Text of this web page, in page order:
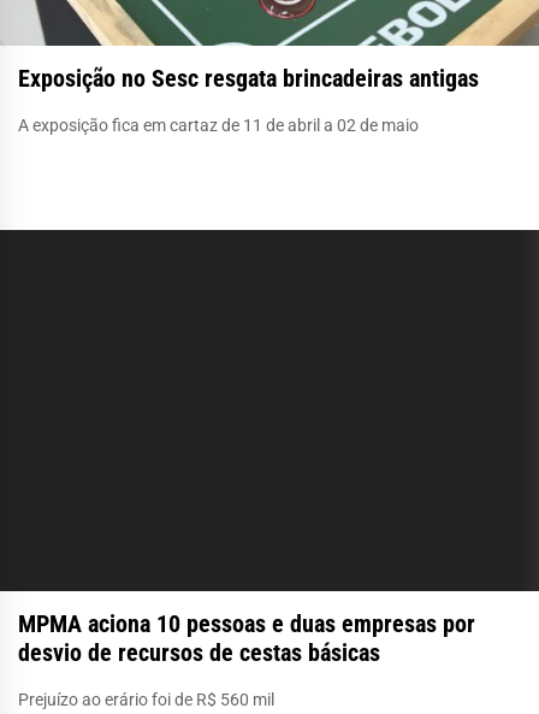
Exposição no Sesc resgata brincadeiras antigas
A exposição fica em cartaz de 11 de abril a 02 de maio
MPMA aciona 10 pessoas e duas empresas por
desvio de recursos de cestas básicas
Prejuízo ao erário foi de R$ 560 mil